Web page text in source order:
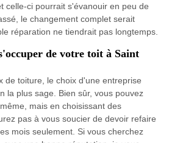
celle-ci pourrait s'évanouir en peu de
le changement complet serait
réparation ne tiendrait pas longtemps.
de votre toit à Saint
de toiture, le choix d'une entreprise
la plus sage. Bien sûr, vous pouvez
mais en choisissant des
pas à vous soucier de devoir refaire
mois seulement. Si vous cherchez